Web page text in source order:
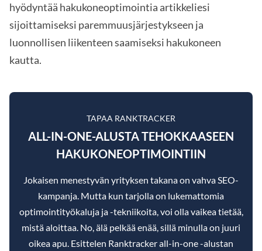
hyödyntää hakukoneoptimointia artikkeliesi
sijoittamiseksi paremmuusjärjestykseen ja
luonnollisen liikenteen saamiseksi hakukoneen
kautta.
TAPAA RANKTRACKER
ALL-IN-ONE-ALUSTA TEHOKKAASEEN
HAKUKONEOPTIMOINTIIN
Jokaisen menestyvän yrityksen takana on vahva SEO-
kampanja. Mutta kun tarjolla on lukemattomia
optimointityökaluja ja -tekniikoita, voi olla vaikea tietää,
mistä aloittaa. No, älä pelkää enää, sillä minulla on juuri
oikea apu. Esittelen Ranktracker all-in-one -alustan